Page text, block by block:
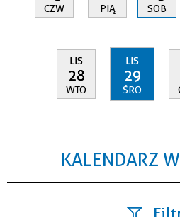
CZW PIĄ SOB
LIS
28
WTO
LIS
29
ŚRO
KALENDARZ